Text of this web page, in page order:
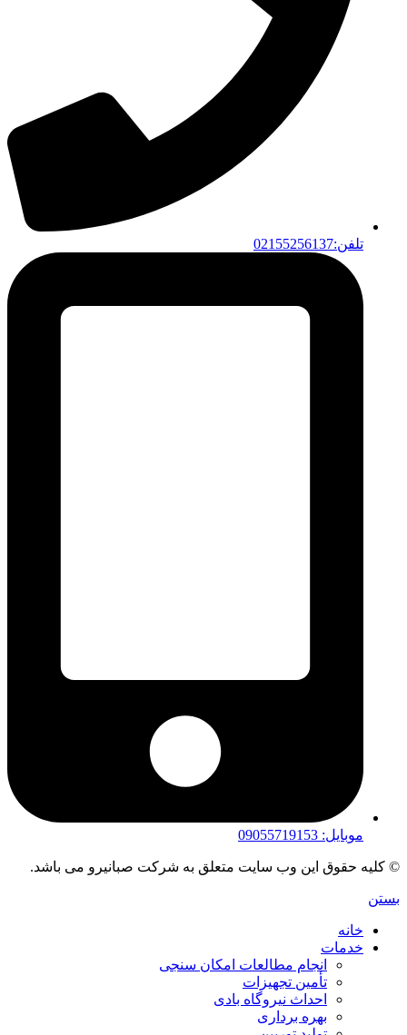
تلفن:02155256137
موبایل: 09055719153
© کلیه حقوق این وب سایت متعلق به شرکت صبانیرو می باشد.
بستن
خانه
خدمات
انجام مطالعات امکان سنجی
تأمین تجهیزات
احداث نیروگاه بادی
بهره برداری